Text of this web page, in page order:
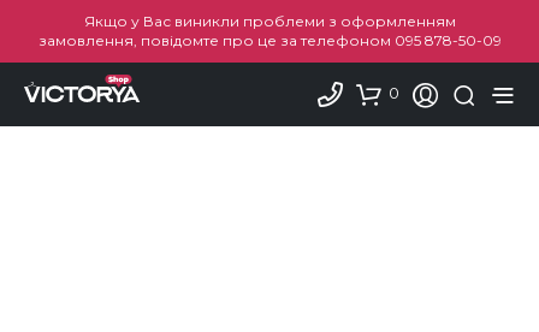
Якщо у Вас виникли проблеми з оформленням
замовлення, повідомте про це за телефоном 095 878-50-09
0